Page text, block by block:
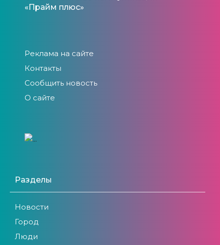
«Прайм плюс»
Реклама на сайте
Контакты
Сообщить новость
О сайте
Разделы
Новости
Город
Люди